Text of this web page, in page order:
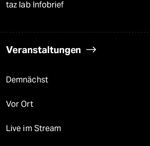
taz lab Infobrief
Veranstaltungen
Demnächst
Vor Ort
Live im Stream